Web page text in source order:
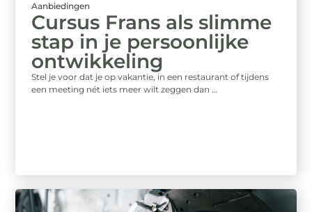
Aanbiedingen
Cursus Frans als slimme
stap in je persoonlijke
ontwikkeling
Stel je voor dat je op vakantie, in een restaurant of tijdens
een meeting nét iets meer wilt zeggen dan ...